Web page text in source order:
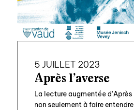
5 JUILLET 2023
Après l’averse
La lecture augmentée d’Après
non seulement à faire